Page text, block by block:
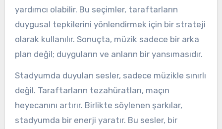
yardımcı olabilir. Bu seçimler, taraftarların
duygusal tepkilerini yönlendirmek için bir strateji
olarak kullanılır. Sonuçta, müzik sadece bir arka
plan değil; duyguların ve anların bir yansımasıdır.
Stadyumda duyulan sesler, sadece müzikle sınırlı
değil. Taraftarların tezahüratları, maçın
heyecanını artırır. Birlikte söylenen şarkılar,
stadyumda bir enerji yaratır. Bu sesler, bir